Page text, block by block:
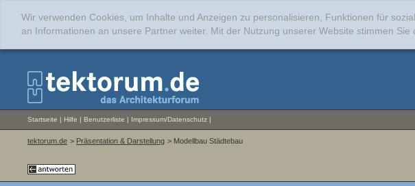
Wir verwenden Cookies, um Inhalte und Anzeigen zu personalisieren, Funktionen für
an Informationen an unsere Partner weiter. Mit der Nutzung unserer Website stimmen Sie
Startseite | Hilfe | Benutzerliste | Impressum/Datenschutz |
tektorum.de > Präsentation & Darstellung > Modellbau Städtebau